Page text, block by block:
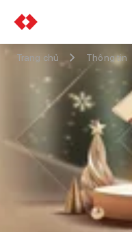
Trang chủ Thông tin